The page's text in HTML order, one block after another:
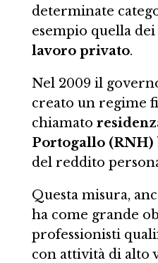
determinate
esempio quella dei
lavoro privato.
Nel 2009 il
creato un regime
chiamato
Portogallo (RNH)
del reddito
Questa misura,
ha come grande
professionisti
con attività di alto